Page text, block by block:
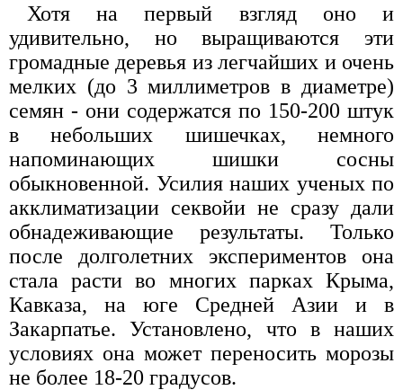
Хотя на первый взгляд оно и
удивительно, но выращиваются эти
громадные деревья из легчайших и очень
мелких (до 3 миллиметров в диаметре)
семян - они содержатся по 150-200 штук
в небольших шишечках, немного
напоминающих шишки сосны
обыкновенной. Усилия наших ученых по
акклиматизации секвойи не сразу дали
обнадеживающие результаты. Только
после долголетних экспериментов она
стала расти во многих парках Крыма,
Кавказа, на юге Средней Азии и в
Закарпатье. Установлено, что в наших
условиях она может переносить морозы
не более 18-20 градусов.